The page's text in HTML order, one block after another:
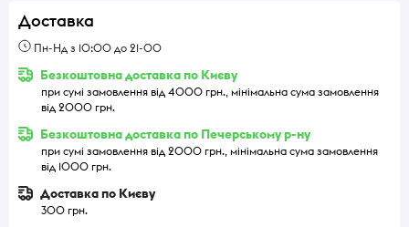
Доставка
Пн-Нд з 10:00 до 21-00
Безкоштовна доставка по Києву
при сумі замовлення від 4000 грн., мінімальна сума замовлення
від 2000 грн.
Безкоштовна доставка по Печерському р-ну
при сумі замовлення від 2000 грн., мінімальна сума замовлення
від 1000 грн.
Доставка по Києву
300 грн.